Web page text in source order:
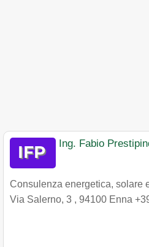
Ing. Fabio
Consulenza energetica, solare
Via Salerno, 3 , 94100 Enna